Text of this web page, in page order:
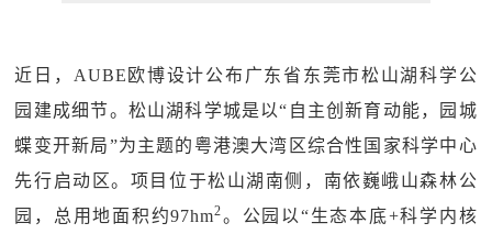
近日，AUBE欧博设计公布广东省东莞市松山湖科学公
园建成细节。松山湖科学城是以“自主创新育动能，园城
蝶变开新局”为主题的粤港澳大湾区综合性国家科学中心
先行启动区。项目位于松山湖南侧，南依巍峨山森林公
园，总用地面积约97hm2。公园以“生态本底+科学内核